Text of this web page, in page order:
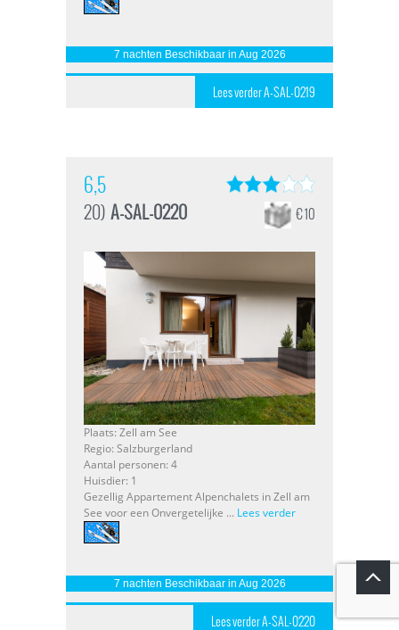
7 nachten Beschikbaar in Aug 2026
Lees verder A-SAL-0219
6,5
20) A-SAL-0220 € 10
Plaats: Zell am See
Regio: Salzburgerland
Aantal personen: 4
Huisdier: 1
Gezellig Appartement Alpenchalets in Zell am
See voor een Onvergetelijke ... Lees verder
7 nachten Beschikbaar in Aug 2026
Lees verder A-SAL-0220